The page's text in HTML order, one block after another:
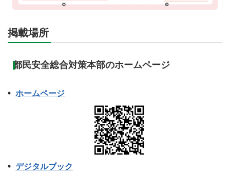
掲載場所
都民安全総合対策本部のホームページ
ホームページ
デジタルブック